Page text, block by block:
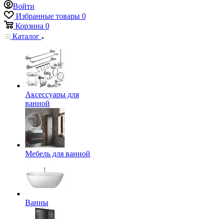
Войти
Избранные товары 0
Корзина 0
Каталог
Аксессуары для
ванной
Мебель для ванной
Ванны